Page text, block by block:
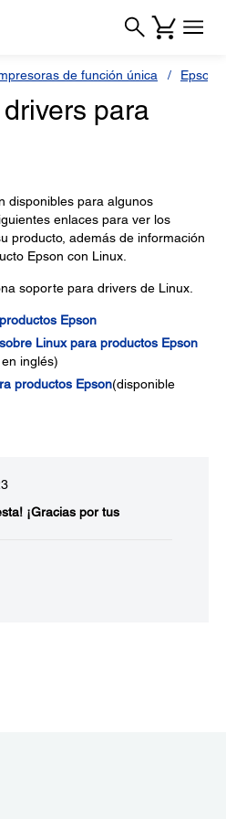
de función única Epson
para
disponibles para algunos
enlaces para ver los
producto, además de información
Epson con Linux.
soporte para drivers de Linux.
Epson
Linux para productos Epson
inglés)
productos Epson(disponible
¡Gracias por tus